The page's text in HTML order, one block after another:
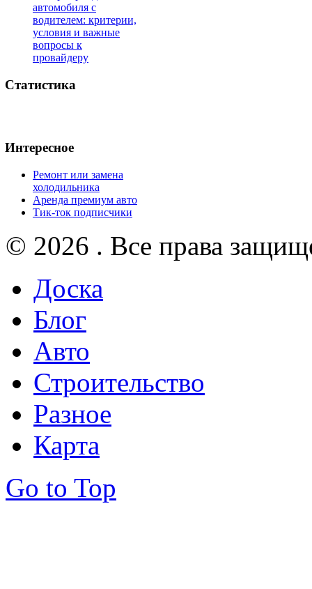
автомобиля с
водителем: критерии,
условия и важные
вопросы к
провайдеру
Статистика
Интересное
Ремонт или замена
холодильника
Аренда премиум авто
Тик-ток подписчики
© 2026 . Все права
Доска
Блог
Авто
Строительство
Разное
Карта
Go to Top